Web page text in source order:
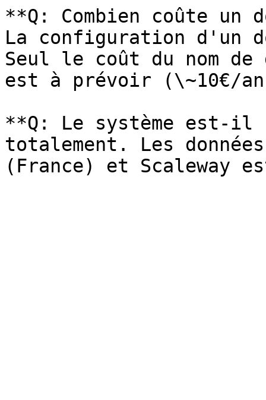
**Q: Combien coûte un
La configuration d'un
Seul le coût du nom
est à prévoir (\~10€/
**Q: Le système est-il
totalement. Les